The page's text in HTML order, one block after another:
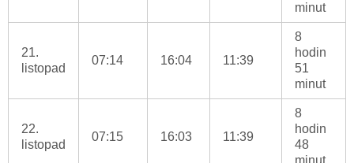
minut
21.
listopad
07:14 16:04 11:39
8
hodin
51
minut
22.
listopad
07:15 16:03 11:39
8
hodin
48